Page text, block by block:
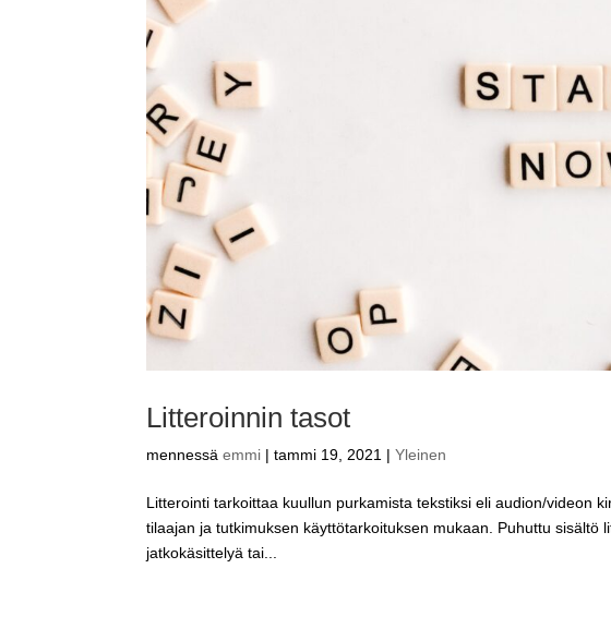
Litteroinnin tasot
mennessäemmi |tammi 19, 2021 |Yleinen
Litterointi tarkoittaa kuullun purkamista tekstiksi eli audion/videon
tilaajan ja tutkimuksen käyttötarkoituksen mukaan. Puhuttu sisältö
jatkokäsittelyä tai...